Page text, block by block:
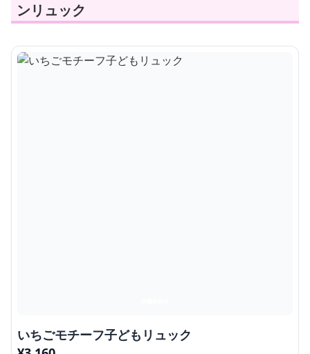
ンリュック
いちごモチーフ子どもリュック